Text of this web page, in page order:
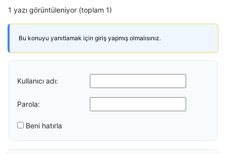
1 yazı görüntüleniyor (toplam 1)
Bu konuyu yanıtlamak için giriş yapmış olmalısınız.
Kullanıcı adı:
Parola:
Beni hatırla